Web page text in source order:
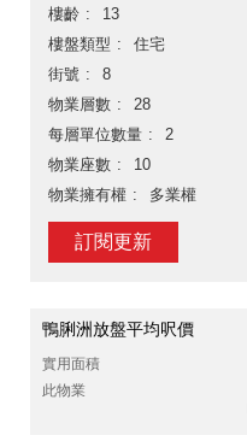
樓齡
13
樓盤類型
住宅
街號
8
物業層數
28
每層單位數量
2
物業座數
10
物業擁有權
多業權
訂閱更新
鴨脷洲放盤平均呎價
實用面積
此物業